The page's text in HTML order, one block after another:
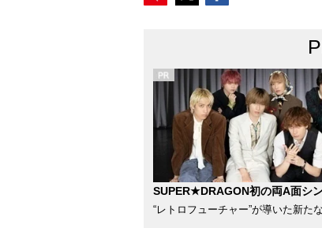
SUPER★DRAGON初の両A面シ
“レトロフューチャー”が導いた新た